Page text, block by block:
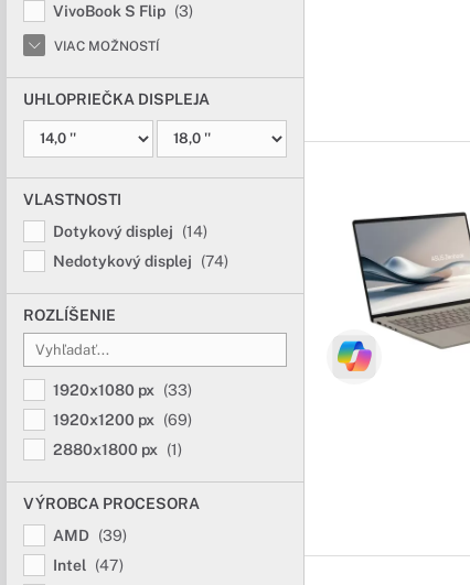
VivoBook S Flip (3)
VIAC MOŽNOSTÍ
UHLOPRIEČKA DISPLEJA
VLASTNOSTI
Dotykový displej
(14)
Nedotykový displej
(74)
ROZLÍŠENIE
1920x1080 px
(33)
1920x1200 px
(69)
2880x1800 px
(1)
VÝROBCA PROCESORA
AMD (39)
Intel
(47)